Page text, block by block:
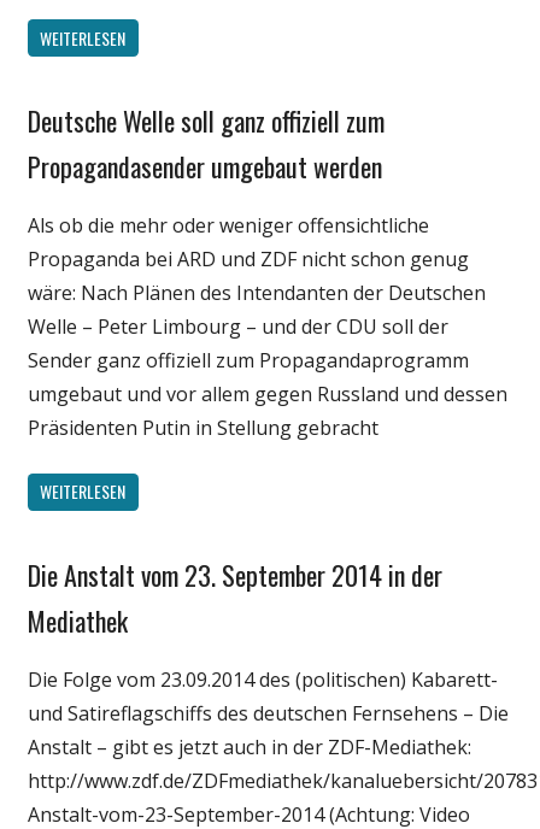
WEITERLESEN
Gesellschaft
Medien
Politik
Deutsche Welle soll ganz offiziell zum
Propagandasender umgebaut werden
Als ob die mehr oder weniger offensichtliche
Propaganda bei ARD und ZDF nicht schon genug
wäre: Nach Plänen des Intendanten der Deutschen
Welle – Peter Limbourg – und der CDU soll der
Sender ganz offiziell zum Propagandaprogramm
umgebaut und vor allem gegen Russland und dessen
Präsidenten Putin in Stellung gebracht
WEITERLESEN
Gesellschaft
Politik
Unterhaltung
Webfundstück
Die Anstalt vom 23. September 2014 in der
Mediathek
Die Folge vom 23.09.2014 des (politischen) Kabarett-
und Satireflagschiffs des deutschen Fernsehens – Die
Anstalt – gibt es jetzt auch in der ZDF-Mediathek:
http://www.zdf.de/ZDFmediathek/kanaluebersicht/
Anstalt-vom-23-September-2014 (Achtung: Video